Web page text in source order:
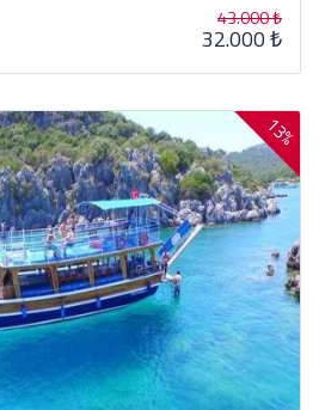
43.000 ₺
32.000 ₺
13%